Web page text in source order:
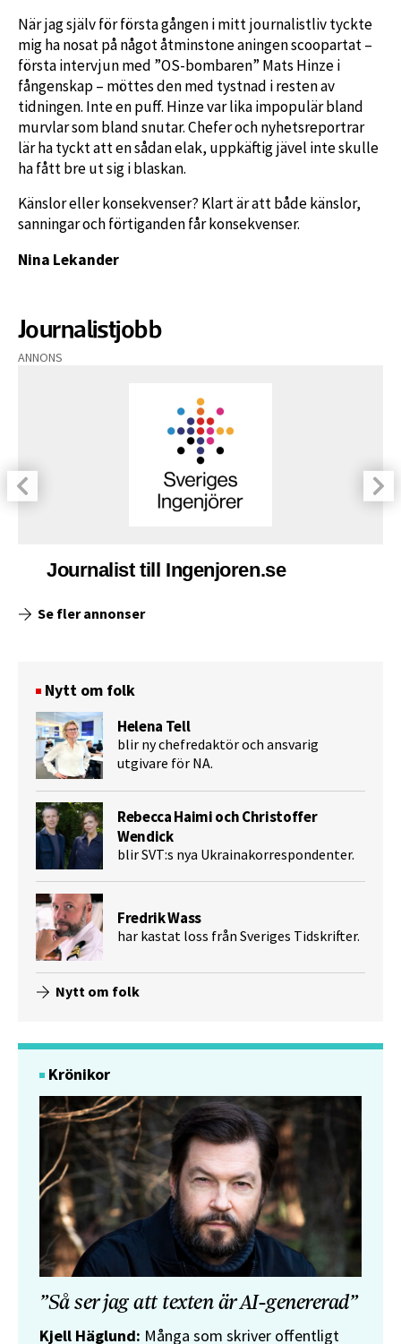
När jag själv för första gången i mitt journalistliv tyckte
mig ha nosat på något åtminstone aningen scoopartat –
första intervjun med ”OS-bombaren” Mats Hinze i
fångenskap – möttes den med tystnad i resten av
tidningen. Inte en puff. Hinze var lika impopulär bland
murvlar som bland snutar. Chefer och nyhetsreportrar
lär ha tyckt att en sådan elak, uppkäftig jävel inte skulle
ha fått bre ut sig i blaskan.
Känslor eller konsekvenser? Klart är att både känslor,
sanningar och förtiganden får konsekvenser.
Nina Lekander
Journalistjobb
ANNONS
Journalist till Ingenjoren.se
Se fler annonser
Nytt om folk
Helena Tell
blir ny chefredaktör och ansvarig
utgivare för NA.
Rebecca Haimi och Christoffer
Wendick
blir SVT:s nya Ukrainakorrespondenter.
Fredrik Wass
har kastat loss från Sveriges Tidskrifter.
Nytt om folk
Krönikor
”Så ser jag att texten är AI-genererad”
Kjell Häglund: Många som skriver offentligt